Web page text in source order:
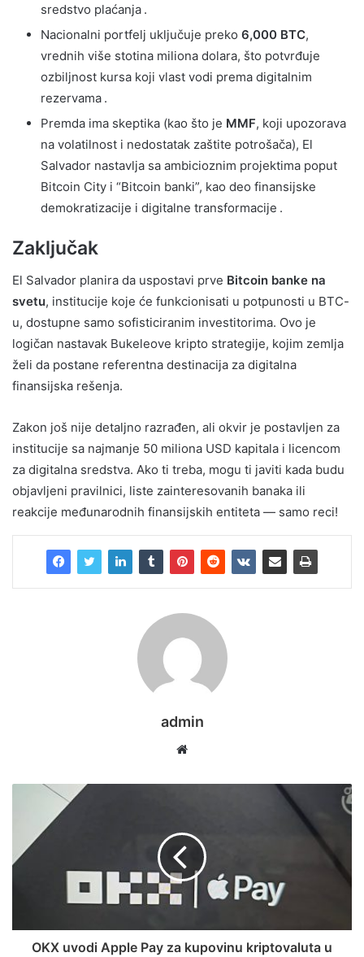
sredstvo plaćanja .
Nacionalni portfelj uključuje preko 6,000 BTC,
vrednih više stotina miliona dolara, što potvrđuje
ozbiljnost kursa koji vlast vodi prema digitalnim
rezervama .
Premda ima skeptika (kao što je MMF, koji upozorava
na volatilnost i nedostatak zaštite potrošača), El
Salvador nastavlja sa ambicioznim projektima poput
Bitcoin City i “Bitcoin banki”, kao deo finansijske
demokratizacije i digitalne transformacije .
Zaključak
El Salvador planira da uspostavi prve Bitcoin banke na
svetu, institucije koje će funkcionisati u potpunosti u BTC-
u, dostupne samo sofisticiranim investitorima. Ovo je
logičan nastavak Bukeleove kripto strategije, kojim zemlja
želi da postane referentna destinacija za digitalna
finansijska rešenja.
Zakon još nije detaljno razrađen, ali okvir je postavljen za
institucije sa najmanje 50 miliona USD kapitala i licencom
za digitalna sredstva. Ako ti treba, mogu ti javiti kada budu
objavljeni pravilnici, liste zainteresovanih banaka ili
reakcije međunarodnih finansijskih entiteta — samo reci!
admin
Website
OKX uvodi Apple Pay za kupovinu kriptovaluta u